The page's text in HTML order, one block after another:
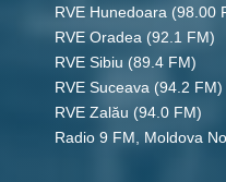
RVE Hunedoara (98.00
RVE Oradea (92.1 FM)
RVE Sibiu (89.4 FM)
RVE Suceava (94.2 FM)
RVE Zalău (94.0 FM)
Radio 9 FM, Moldova